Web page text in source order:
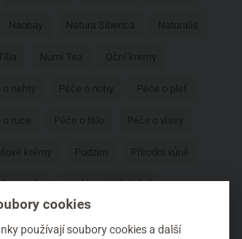
Naobay Natura Siberica Naturalis
Numi Tea Oční krémy
o nehty Péče o nohy Péče o pleť
o ruce Péče o tělo Péče o vlasy
krémy Podzim Přírodní vůně
Pro muže problematická pleť
cookies
používají soubory cookies a další